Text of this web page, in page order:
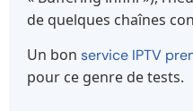
de quelques chaînes
Un bon service IPTV
pour ce genre de tests.